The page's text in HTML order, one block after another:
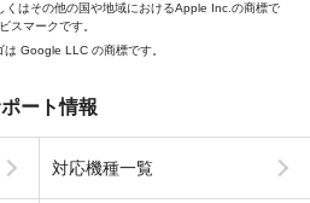
はその他の国や地域におけるApple Inc.の商標で
スマークです。
Google LLC の商標です。
ート情報
対応機種一覧